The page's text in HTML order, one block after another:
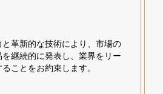
革新的な技術により、市場の
継続的に発表し、業界をリー
ことをお約束します。